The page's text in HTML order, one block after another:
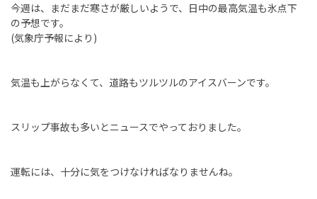
今週は、まだまだ寒さが厳しいようで、日中の最高気温も氷点下
の予想です。
(気象庁予報により)
気温も上がらなくて、道路もツルツルのアイスバーンです。
スリップ事故も多いとニュースでやっておりました。
運転には、十分に気をつけなければなりませんね。